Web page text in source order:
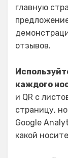
главную
отзывов.
каждого
и QR с
страницу,
Google
какой